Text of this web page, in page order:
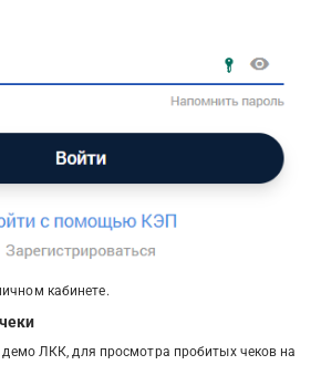
кабинете.
демо ЛКК, для просмотра пробитых чеков на